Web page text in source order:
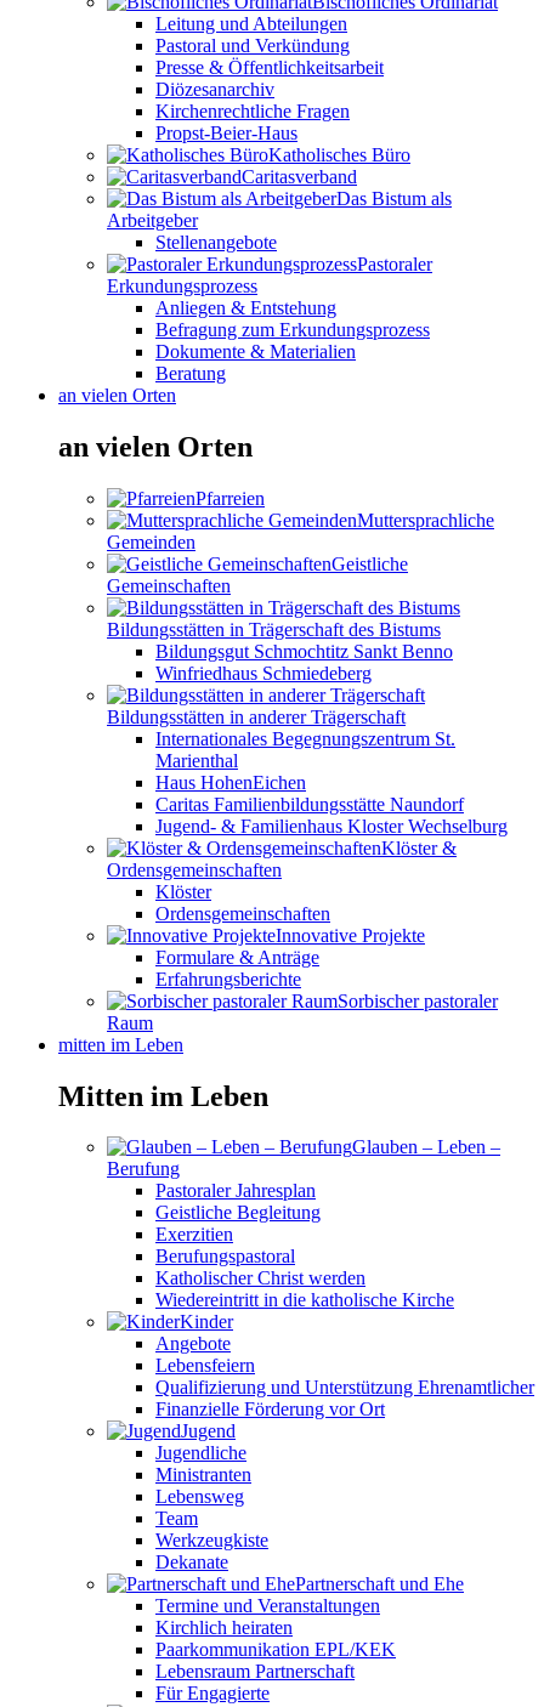
Leitung und Abteilungen
Pastoral und Verkündung
Presse & Öffentlichkeitsarbeit
Diözesanarchiv
Kirchenrechtliche Fragen
Propst-Beier-Haus
Katholisches Büro
Caritasverband
Das Bistum als
Arbeitgeber
Stellenangebote
Pastoraler
Erkundungsprozess
Anliegen & Entstehung
Befragung zum Erkundungsprozess
Dokumente & Materialien
Beratung
an vielen Orten
an vielen Orten
Pfarreien
Muttersprachliche
Gemeinden
Geistliche
Gemeinschaften
Bildungsstätten in Trägerschaft des Bistums
Bildungsgut Schmochtitz Sankt Benno
Winfriedhaus Schmiedeberg
Bildungsstätten in anderer Trägerschaft
Internationales Begegnungszentrum St.
Marienthal
Haus HohenEichen
Caritas Familienbildungsstätte Naundorf
Jugend- & Familienhaus Kloster Wechselburg
Klöster &
Ordensgemeinschaften
Klöster
Ordensgemeinschaften
Innovative Projekte
Formulare & Anträge
Erfahrungsberichte
Sorbischer pastoraler
Raum
mitten im Leben
Mitten im Leben
Glauben – Leben –
Berufung
Pastoraler Jahresplan
Geistliche Begleitung
Exerzitien
Berufungspastoral
Katholischer Christ werden
Wiedereintritt in die katholische Kirche
Kinder
Angebote
Lebensfeiern
Qualifizierung und Unterstützung Ehrenamtlicher
Finanzielle Förderung vor Ort
Jugend
Jugendliche
Ministranten
Lebensweg
Team
Werkzeugkiste
Dekanate
Partnerschaft und Ehe
Termine und Veranstaltungen
Kirchlich heiraten
Paarkommunikation EPL/KEK
Lebensraum Partnerschaft
Für Engagierte